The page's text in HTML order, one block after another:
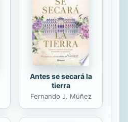
Antes se secará la
tierra
Fernando J. Múñez